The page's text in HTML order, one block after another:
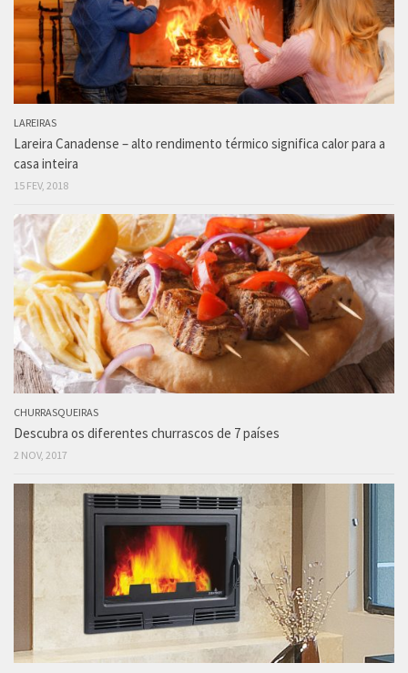
LAREIRAS
Lareira Canadense – alto rendimento térmico significa calor para a
casa inteira
15 FEV, 2018
CHURRASQUEIRAS
Descubra os diferentes churrascos de 7 países
2 NOV, 2017